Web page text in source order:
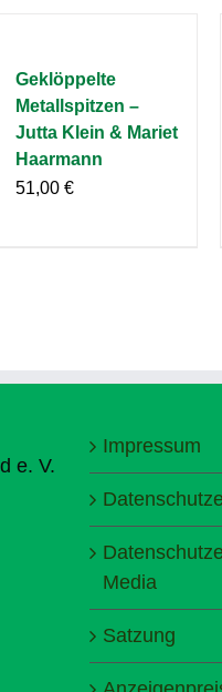
Geklöppelte
Metallspitzen –
Jutta Klein & Mariet
Haarmann
51,00€
e. V.
Impressum
Media
Satzung